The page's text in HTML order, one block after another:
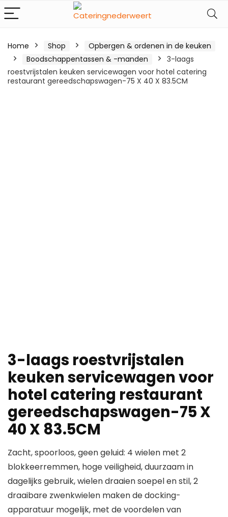
Home Shop
Opbergen & ordenen in de keuken
Boodschappentassen & -manden
3-laags
roestvrijstalen keuken servicewagen voor hotel catering
restaurant gereedschapswagen-75 X 40 X 83.5CM
3-laags roestvrijstalen
keuken servicewagen voor
hotel catering restaurant
gereedschapswagen-75 X
40 X 83.5CM
Zacht, spoorloos, geen geluid: 4 wielen met 2
blokkeerremmen, hoge veiligheid, duurzaam in
dagelijks gebruik, wielen draaien soepel en stil, 2
draaibare zwenkwielen maken de docking-
apparatuur mogelijk, met de voordelen van